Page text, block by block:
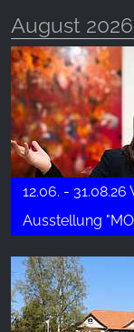
August 2026
12.06. -
Ausstellung
anonimowo.
zrozumieć,
z naszej
Google
Name:
_ga, _gid,
Provider:
Google